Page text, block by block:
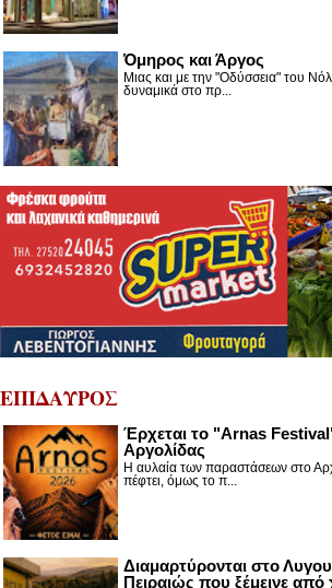
Όμηρος και Άργος
Μιας και με την "Οδύσσεια" του
δυναμικά στο πρ...
ΕΠΙΔΑΥΡΟΣ
Έρχεται το "Arnas
Αργολίδας
Η αυλαία των παραστάσεων στο
πέφτει, όμως το π...
Διαμαρτύρονται στο
Πειραιώς που ξέμεινε από